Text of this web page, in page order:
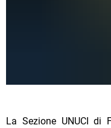
La Sezione UNUCI di